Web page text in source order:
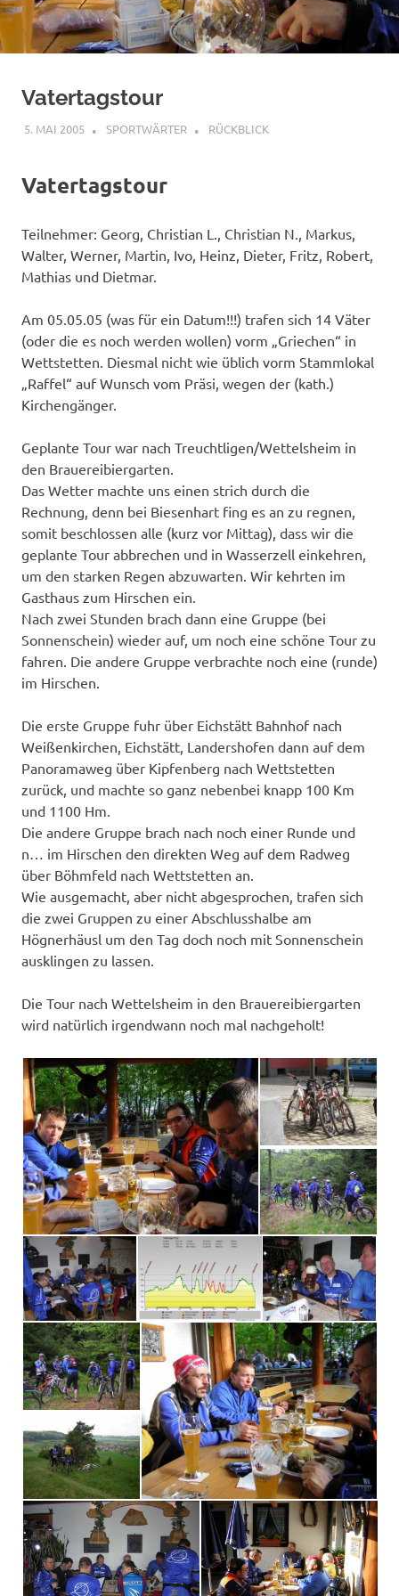
Vatertagstour
5. MAI 2005 SPORTWÄRTER RÜCKBLICK
Vatertagstour
Teilnehmer: Georg, Christian L., Christian N., Markus,
Walter, Werner, Martin, Ivo, Heinz, Dieter, Fritz, Robert,
Mathias und Dietmar.
Am 05.05.05 (was für ein Datum!!!) trafen sich 14 Väter
(oder die es noch werden wollen) vorm „Griechen“ in
Wettstetten. Diesmal nicht wie üblich vorm Stammlokal
„Raffel“ auf Wunsch vom Präsi, wegen der (kath.)
Kirchengänger.
Geplante Tour war nach Treuchtligen/Wettelsheim in
den Brauereibiergarten.
Das Wetter machte uns einen strich durch die
Rechnung, denn bei Biesenhart fing es an zu regnen,
somit beschlossen alle (kurz vor Mittag), dass wir die
geplante Tour abbrechen und in Wasserzell einkehren,
um den starken Regen abzuwarten. Wir kehrten im
Gasthaus zum Hirschen ein.
Nach zwei Stunden brach dann eine Gruppe (bei
Sonnenschein) wieder auf, um noch eine schöne Tour zu
fahren. Die andere Gruppe verbrachte noch eine (runde)
im Hirschen.
Die erste Gruppe fuhr über Eichstätt Bahnhof nach
Weißenkirchen, Eichstätt, Landershofen dann auf dem
Panoramaweg über Kipfenberg nach Wettstetten
zurück, und machte so ganz nebenbei knapp 100 Km
und 1100 Hm.
Die andere Gruppe brach nach noch einer Runde und
n… im Hirschen den direkten Weg auf dem Radweg
über Böhmfeld nach Wettstetten an.
Wie ausgemacht, aber nicht abgesprochen, trafen sich
die zwei Gruppen zu einer Abschlusshalbe am
Högnerhäusl um den Tag doch noch mit Sonnenschein
ausklingen zu lassen.
Die Tour nach Wettelsheim in den Brauereibiergarten
wird natürlich irgendwann noch mal nachgeholt!